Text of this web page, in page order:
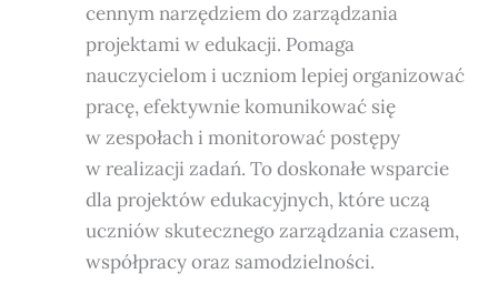
cennym narzędziem do zarządzania
projektami w edukacji. Pomaga
nauczycielom i uczniom lepiej organizować
pracę, efektywnie komunikować się
w zespołach i monitorować postępy
w realizacji zadań. To doskonałe wsparcie
dla projektów edukacyjnych, które uczą
uczniów skutecznego zarządzania czasem,
współpracy oraz samodzielności.